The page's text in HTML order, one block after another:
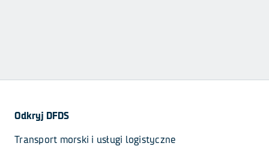
Odkryj DFDS
Transport morski i usługi logistyczne